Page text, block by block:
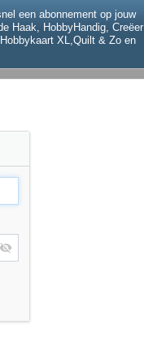
een abonnement op jouw
Haak, HobbyHandig, Creëer
XL,Quilt & Zo en